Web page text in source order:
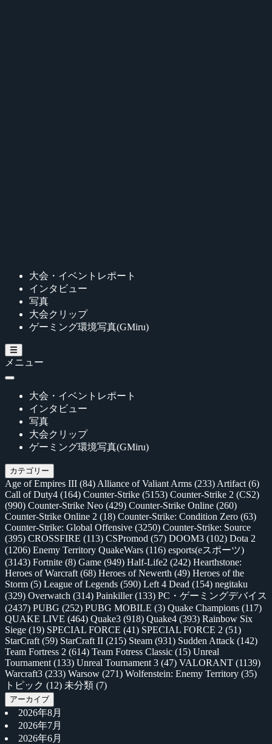
大会・イベントレポート
インタビュー
写真
大会クリップ
ゲーミング環境写真(GMiru)
メニュー
大会・イベントレポート
インタビュー
写真
大会クリップ
ゲーミング環境写真(GMiru)
カテゴリー
Age of Empires III (84) Alliance of Valiant Arms (233) Artifact (6)
Call of Duty4 (164) Counter-Strike (5153) Counter-Strike 2 (CS2)
(990) Counter-Strike Neo (429) Counter-Strike Online (260)
Counter-Strike Online 2 (18) Counter-Strike: Condition Zero (63)
Counter-Strike: Global Offensive (3250) Counter-Strike: Source
(395) CROSSFIRE (113) CSPromod (57) DOOM3 (102) Dota 2
(1206) Enemy Territory QuakeWars (116) esports(eスポーツ)
(3143) Fortnite (8) Game (949) Half-Life2 (242) Hearthstone:
Heroes of Warcraft (68) Heroes of Newerth (49) Heroes of the
Storm (5) League of Legends (590) Left 4 Dead (154) negitaku
(329) Overwatch (314) Painkiller(133) PC・ゲーミングデバイス
(2437) PUBG (252) PUBG MOBILE (3) Quake Champions (117)
QUAKE LIVE (464) Quake3 (918) Quake4 (393) Rainbow Six
Siege (19) SPECIAL FORCE (41) SPECIAL FORCE 2 (51)
StarCraft (59) StarCraft II (215) Steam (931) Sudden Attack (142)
Team Fortress 2 (614) Team Fotress Classic (15) Unreal
Tournament (133) Unreal Tournament 3 (47) VALORANT (1139)
Warcraft3 (233) Warsow (271) Wolfenstein: Enemy Territory (35)
トピック (12) 未分類 (7)
アーカイブ
2026年8月
2026年7月
2026年6月